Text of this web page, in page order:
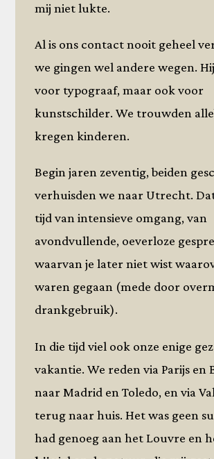
mij niet lukte.
Al is ons contact nooit geheel
we gingen wel andere wegen.
voor typograaf, maar ook voor
kunstschilder. We trouwden
kregen kinderen.
Begin jaren zeventig, beiden
verhuisden we naar Utrecht.
tijd van intensieve omgang, van
avondvullende, oeverloze
waarvan je later niet wist
waren gegaan (mede door
drankgebruik).
In die tijd viel ook onze enige
vakantie. We reden via Parijs en
naar Madrid en Toledo, en via
terug naar huis. Het was geen
had genoeg aan het Louvre en